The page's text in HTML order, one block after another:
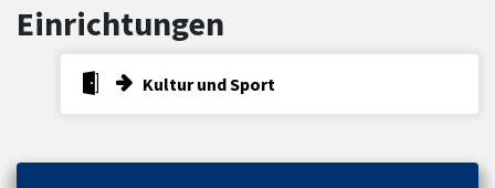
Einrichtungen
Kultur und Sport